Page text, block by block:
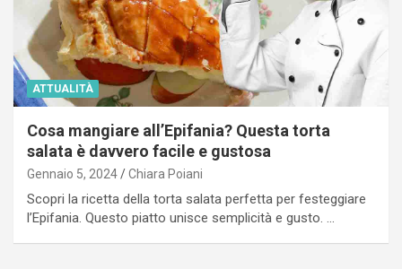
ATTUALITÀ
Cosa mangiare all’Epifania? Questa torta
salata è davvero facile e gustosa
Gennaio 5, 2024 Chiara Poiani
Scopri la ricetta della torta salata perfetta per festeggiare
l’Epifania. Questo piatto unisce semplicità e gusto. …